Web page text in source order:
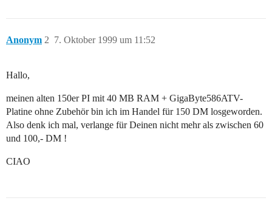
Anonym 7. Oktober 1999 um 11:52
2
Hallo,
meinen alten 150er PI mit 40 MB RAM + GigaByte586ATV-
Platine ohne Zubehör bin ich im Handel für 150 DM losgeworden.
Also denk ich mal, verlange für Deinen nicht mehr als zwischen 60
und 100,- DM !
CIAO